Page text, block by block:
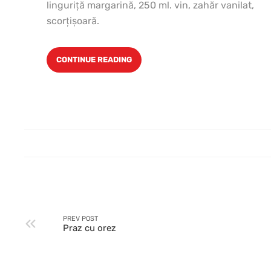
linguriţă margarină, 250 ml. vin, zahăr vanilat,
scorţişoară.
CONTINUE READING
PREV POST
Praz cu orez